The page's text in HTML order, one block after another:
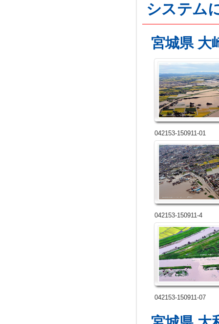
システム
宮城県 大
042153-150911-01
042153-150911-4
042153-150911-07